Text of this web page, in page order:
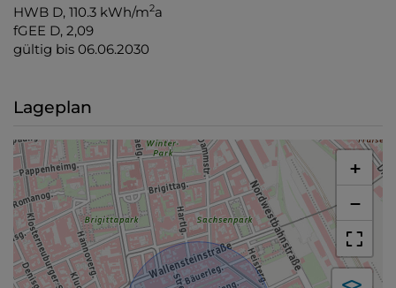
HWB D, 110.3 kWh/m2a
fGEE D, 2,09
gültig bis 06.06.2030
Lageplan
+
−